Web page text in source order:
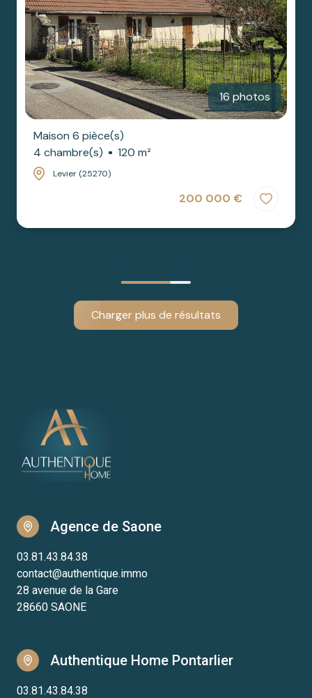
16 photos
Maison 6 pièce(s)
4 chambre(s)
120 m²
Levier (25270)
200 000 €
Charger plus de résultats
Agence de Saone
03.81.43.84.38
contact@authentique.immo
28 avenue de la Gare
28660 SAONE
Authentique Home Pontarlier
03.81.43.84.38